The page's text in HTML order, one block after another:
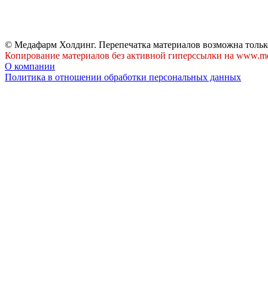
© Медафарм Холдинг. Перепечатка материалов возможна
Копирование материалов без активной гиперссылки на
О компании
Политика в отношении обработки персональных данных